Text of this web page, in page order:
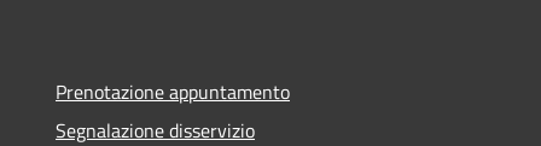
Prenotazione appuntamento
Segnalazione disservizio